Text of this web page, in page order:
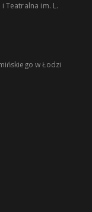
i Teatralna im. L.
w Łodzi